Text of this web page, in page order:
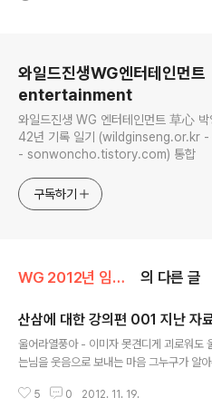
와일드진생WG엔터테인먼트
entertainment
와일드진생 WG 엔터테인먼트 草心 박
42년 기록 일기 (wildginseng.or.kr - sanwoncho.or.kr
- sonwoncho.tistory.com) 통합
구독하기
WG 2012년 임진년 기록 의 다른 글
산삼에 대한 강의편 001 지난 자
울어라열풍아 - 이미자 못견디게 괴로워도
는님을 웃음으로 보내는 마음 그누구가 알
흐느끼면서 하염없이 헤매도는 서러움 밤길
5 0 2012. 11. 19.